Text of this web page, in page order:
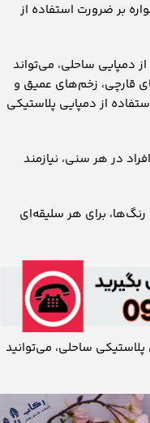
بر ضرورت استفاده از
دمپایی ساحلی، می‌تواند
قارچی، زخم‌های عمیق و
از دمپایی پلاستیکی
در هر سنی، نیازمند
برای هر سلیقه‌ای
ساحلی، می‌توانید